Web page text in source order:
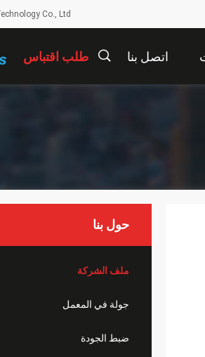
Co., Ltd.
اتصل بنا طلب اقتباس
حول بنا
ملف الشركة
جولة في المعمل
ضبط الجودة